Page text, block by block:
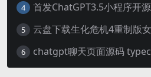
4 首发ChatGPT3.5小程序开
5
6 chatgpt聊天页面源码